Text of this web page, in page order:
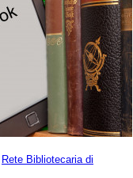
Rete Bibliotecaria di